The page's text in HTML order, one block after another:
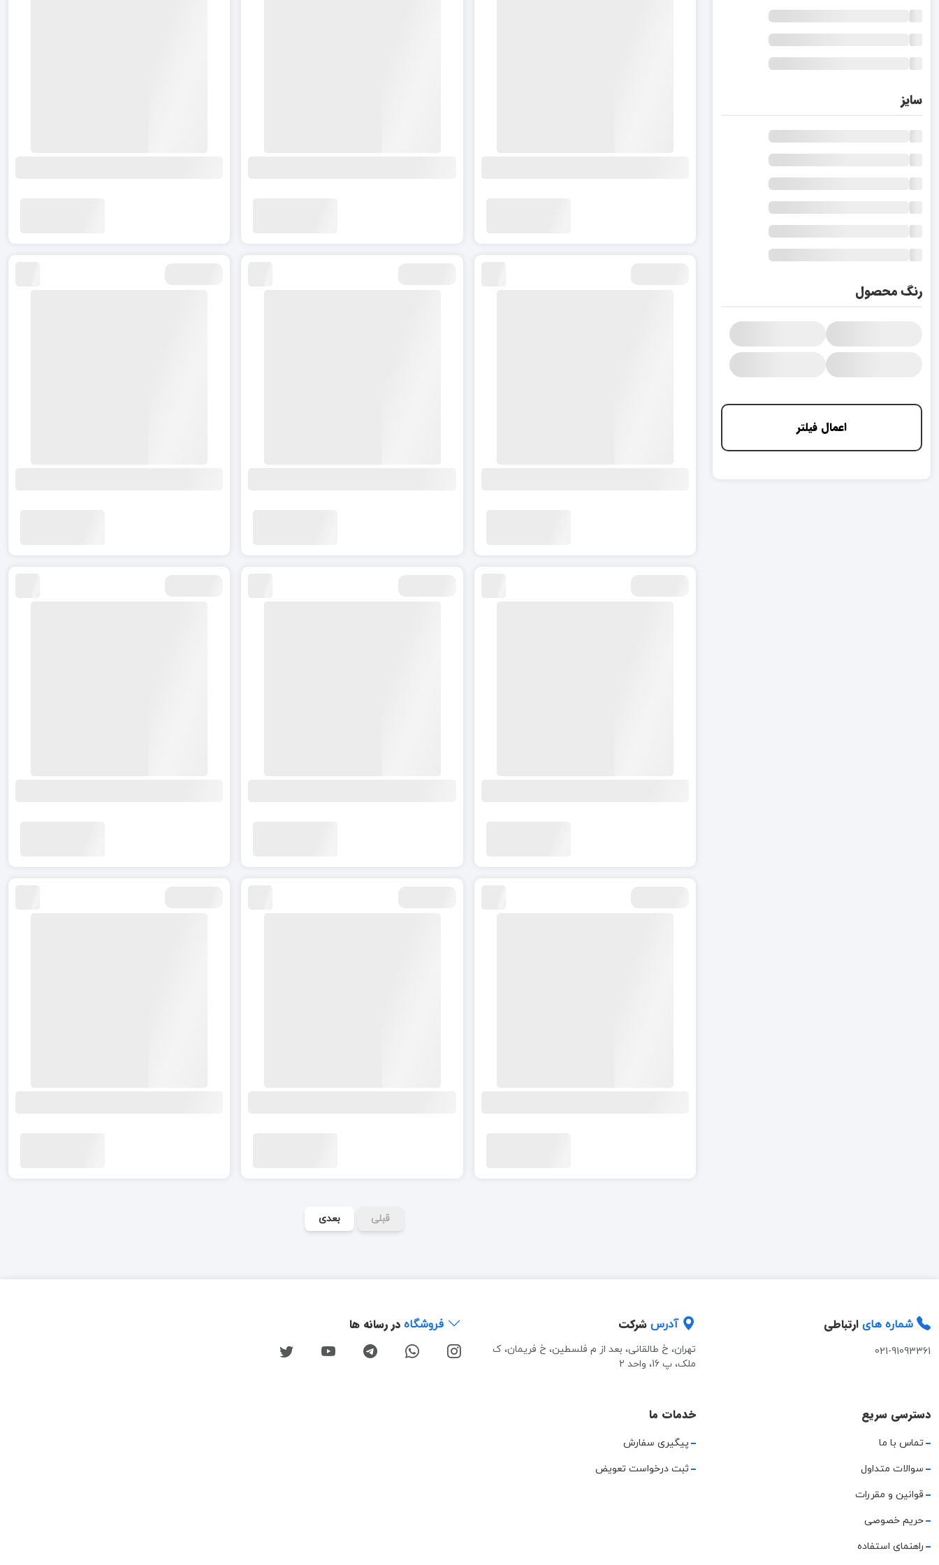
سایز
رنگ محصول
اعمال فیلتر
قبلی بعدی
شماره های ارتباطی
021-91093361
آدرس شرکت
تهران، خ طالقانی، بعد از م فلسطین، خ فریمان، ک
ملک، پ 16، واحد 2
فروشگاه در رسانه ها
دسترسی سریع
تماس با ما
سوالات متداول
قوانین و مقررات
حریم خصوصی
راهنمای استفاده
خدمات ما
پیگیری سفارش
ثبت درخواست تعویض